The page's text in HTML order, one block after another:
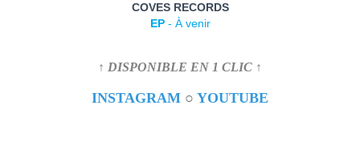
COVES RECORDS
EP - À venir
↑ DISPONIBLE EN 1 CLIC ↑
INSTAGRAM ○ YOUTUBE